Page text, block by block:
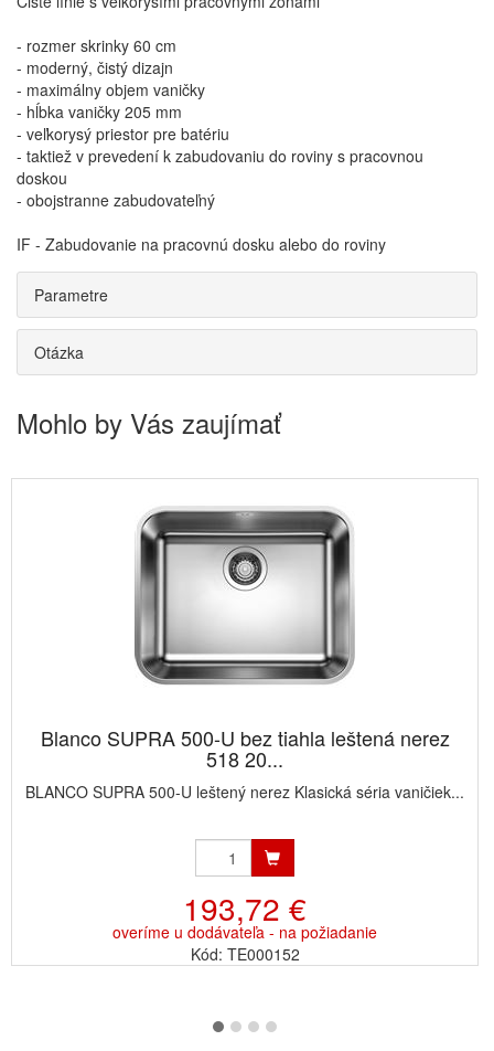
- rozmer skrinky 60 cm
- moderný, čistý dizajn
- maximálny objem vaničky
- hĺbka vaničky 205 mm
- veľkorysý priestor pre batériu
- taktiež v prevedení k zabudovaniu do roviny s pracovnou
doskou
- obojstranne zabudovateľný
IF - Zabudovanie na pracovnú dosku alebo do roviny
Parametre
Otázka
Mohlo by Vás zaujímať
Blanco SUPRA 500-U bez tiahla leštená nerez
518 20...
BLANCO SUPRA 500-U leštený nerez Klasická séria vaničiek...
193,72 €
overíme u dodávateľa - na požiadanie
Kód: TE000152